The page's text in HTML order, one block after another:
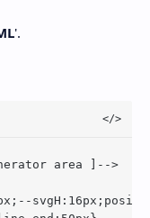
'.
area ]-->